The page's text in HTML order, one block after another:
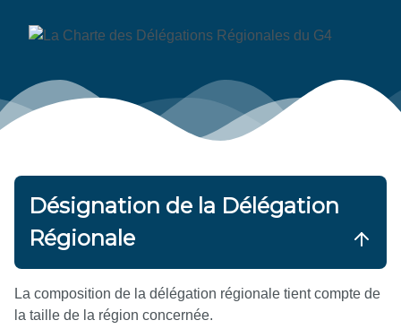
Désignation de la Délégation
Régionale
La composition de la délégation régionale tient compte de
la taille de la région concernée.